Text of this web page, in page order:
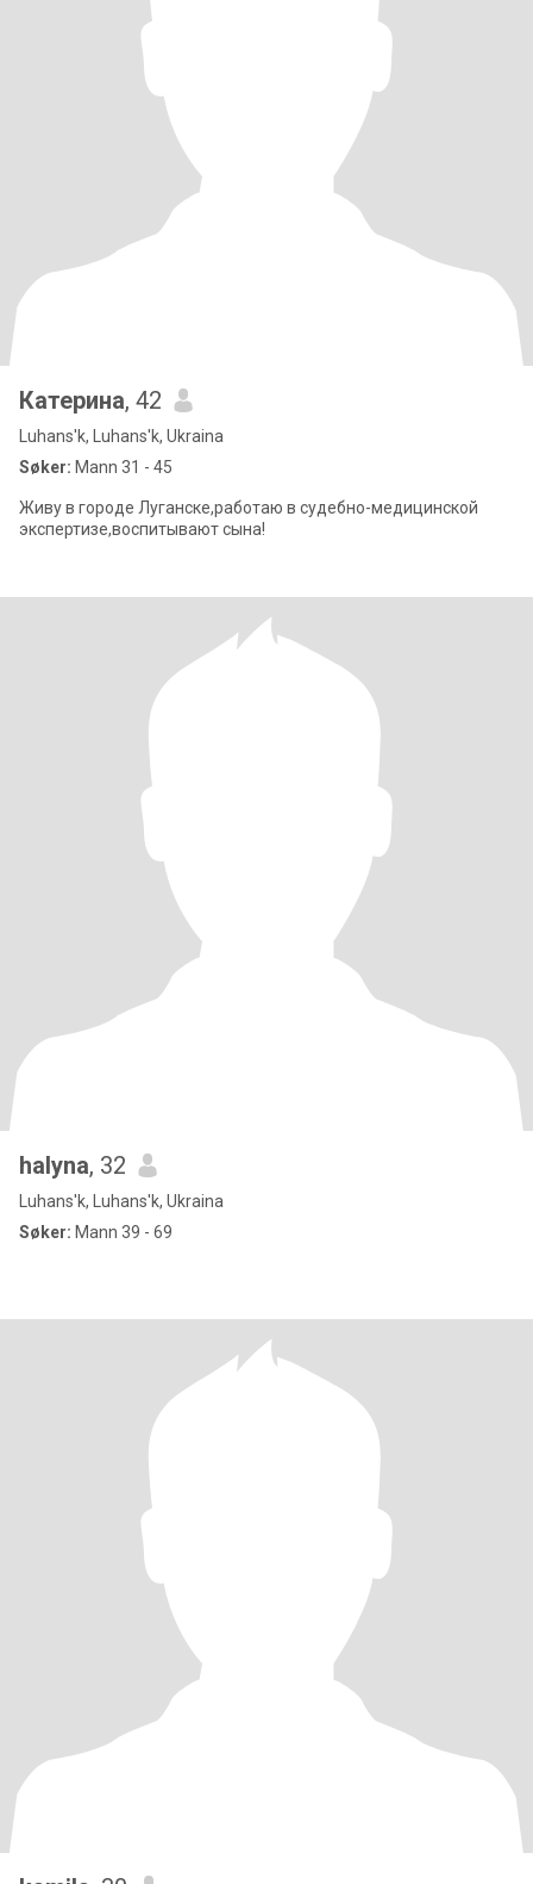
Катерина, 42
Luhans'k, Luhans'k, Ukraina
Søker: Mann 31 - 45
Живу в городе Луганске,работаю в судебно-медицинской
экспертизе,воспитывают сына!
halyna, 32
Luhans'k, Luhans'k, Ukraina
Søker: Mann 39 - 69